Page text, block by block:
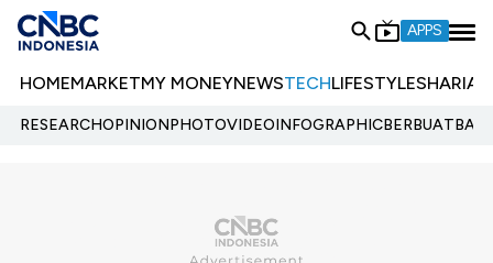
APPS
HOMEMARKETMY MONEYNEWSTECHLIFESTYLESHARIA
RESEARCHOPINIONPHOTOVIDEOINFOGRAPHIC